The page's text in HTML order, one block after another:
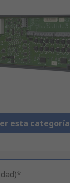
esta categoría